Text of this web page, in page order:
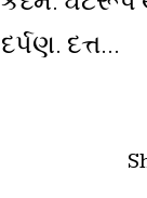
દર્પણ. દત્ત...